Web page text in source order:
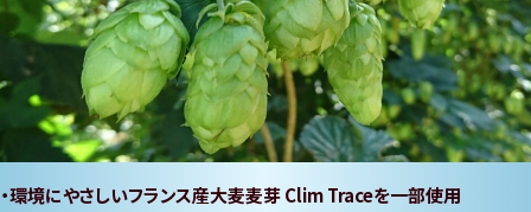
環境にやさしいフランス産大麦麦芽 Clim Traceを一部使用